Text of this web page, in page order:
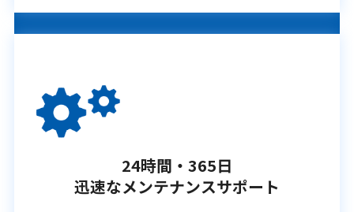
24時間・365日
迅速なメンテナンスサポート